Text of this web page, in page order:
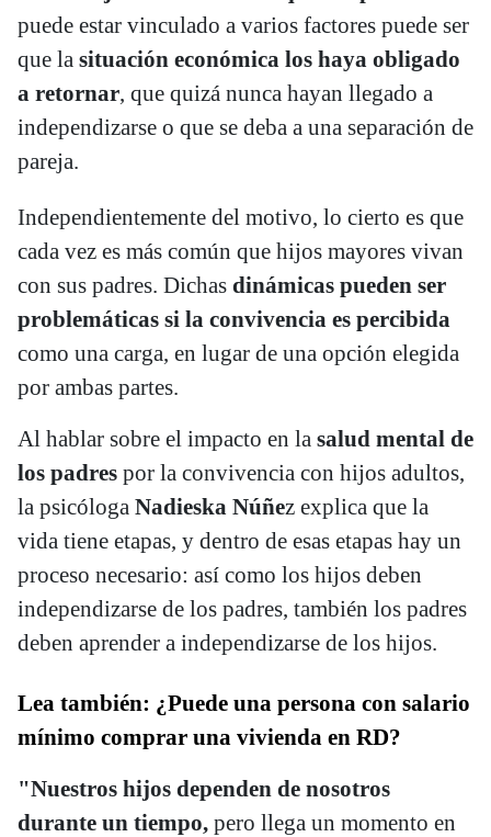
puede estar vinculado a varios factores puede ser
que la situación económica los haya obligado
a retornar, que quizá nunca hayan llegado a
independizarse o que se deba a una separación de
pareja.
Independientemente del motivo, lo cierto es que
cada vez es más común que hijos mayores vivan
con sus padres. Dichas dinámicas pueden ser
problemáticas si la convivencia es percibida
como una carga, en lugar de una opción elegida
por ambas partes.
Al hablar sobre el impacto en la salud mental de
los padres por la convivencia con hijos adultos,
la psicóloga Nadieska Núñez explica que la
vida tiene etapas, y dentro de esas etapas hay un
proceso necesario: así como los hijos deben
independizarse de los padres, también los padres
deben aprender a independizarse de los hijos.
Lea también: ¿Puede una persona con salario
mínimo comprar una vivienda en RD?
"Nuestros hijos dependen de nosotros
durante un tiempo, pero llega un momento en